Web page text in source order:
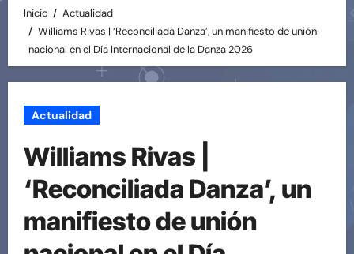
Inicio
Actualidad
Williams Rivas | ‘Reconciliada Danza’, un manifiesto de unión
nacional en el Día Internacional de la Danza 2026
Actualidad
Williams Rivas |
‘Reconciliada Danza’, un
manifiesto de unión